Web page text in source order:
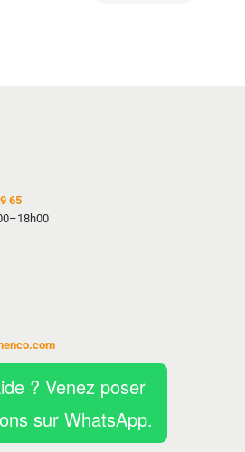
65
? Venez poser
sur WhatsApp.